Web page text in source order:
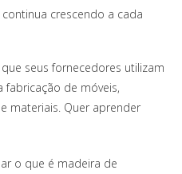
crescendo a cada
seus fornecedores utilizam
de móveis,
materiais. Quer aprender
o que é madeira de